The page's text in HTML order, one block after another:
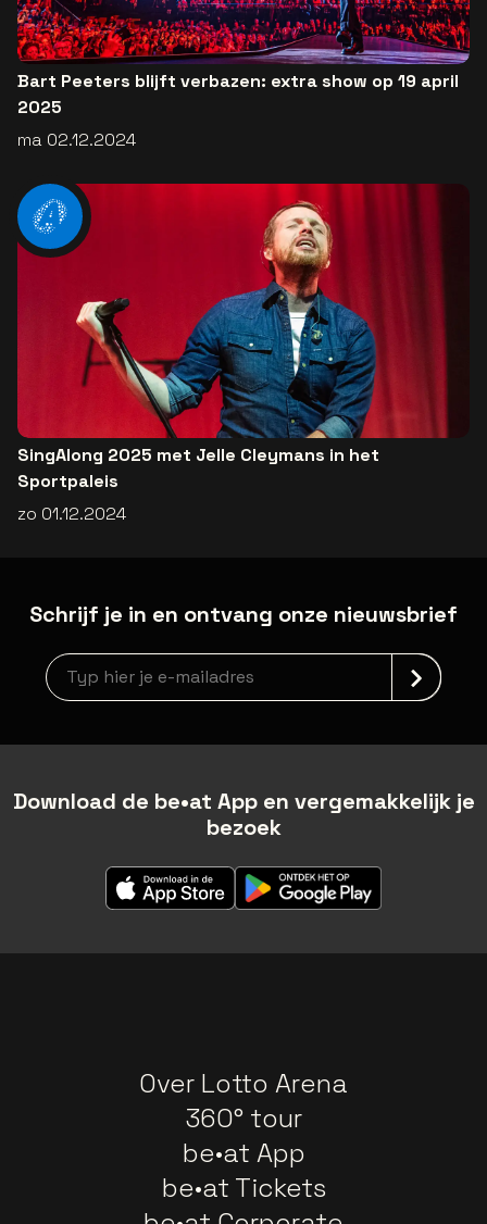
Bart Peeters blijft verbazen: extra show op 19 april
2025
ma 02.12.2024
SingAlong 2025 met Jelle Cleymans in het
Sportpaleis
zo 01.12.2024
Schrijf je in en ontvang onze nieuwsbrief
Nieuwsbrief aanmelding
Download de be•at App en vergemakkelijk je
bezoek
Over Lotto Arena
360° tour
be•at App
be•at Tickets